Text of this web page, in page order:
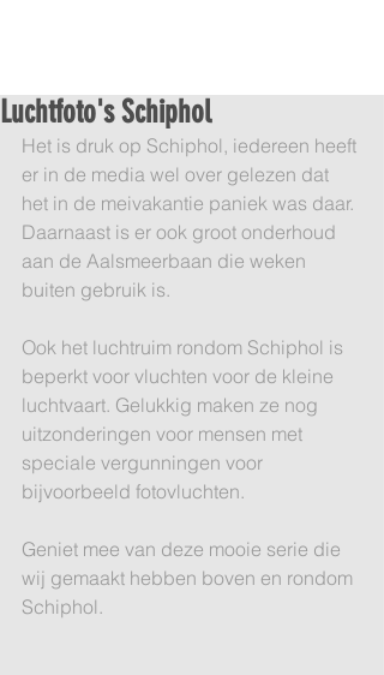
Luchtfoto's Schiphol
Het is druk op Schiphol, iedereen heeft
er in de media wel over gelezen dat
het in de meivakantie paniek was daar.
Daarnaast is er ook groot onderhoud
aan de Aalsmeerbaan die weken
buiten gebruik is.
Ook het luchtruim rondom Schiphol is
beperkt voor vluchten voor de kleine
luchtvaart. Gelukkig maken ze nog
uitzonderingen voor mensen met
speciale vergunningen voor
bijvoorbeeld fotovluchten.
Geniet mee van deze mooie serie die
wij gemaakt hebben boven en rondom
Schiphol.